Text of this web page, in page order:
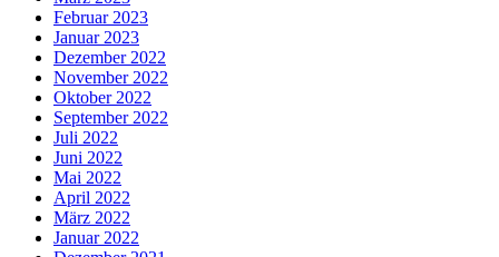
Februar 2023
Januar 2023
Dezember 2022
November 2022
Oktober 2022
September 2022
Juli 2022
Juni 2022
Mai 2022
April 2022
März 2022
Januar 2022